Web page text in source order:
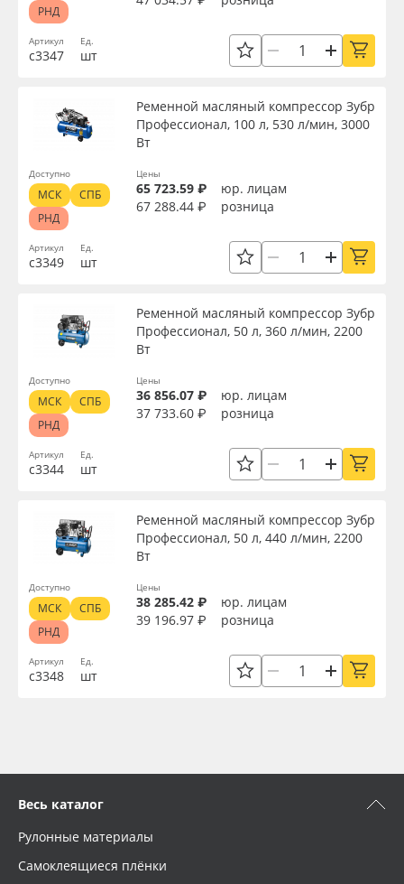
Артикул
с3347
Ед.
шт
РНД
Артикул
с3349
Ременной масляный компрессор Зубр
Профессионал, 100 л, 530 л/мин, 3000
Вт
Ед.
шт
Цены
65 723.59 ₽
юр. лицам
67 288.44 ₽
розница
Доступно
МСК
СПБ
РНД
Артикул
с3344
Ременной масляный компрессор Зубр
Профессионал, 50 л, 360 л/мин, 2200
Вт
Ед.
шт
Цены
36 856.07 ₽
юр. лицам
37 733.60 ₽
розница
Доступно
МСК
СПБ
РНД
Артикул
с3348
Ременной масляный компрессор Зубр
Профессионал, 50 л, 440 л/мин, 2200
Вт
Ед.
шт
Цены
38 285.42 ₽
юр. лицам
39 196.97 ₽
розница
Доступно
МСК
СПБ
РНД
Весь каталог
Рулонные материалы
Самоклеящиеся плёнки